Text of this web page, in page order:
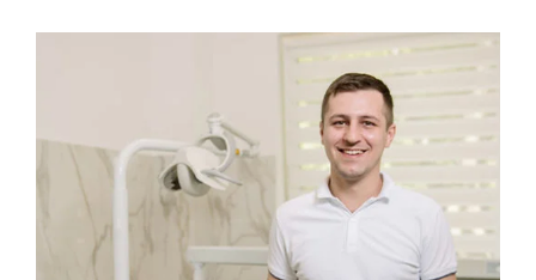
Обратный звонок